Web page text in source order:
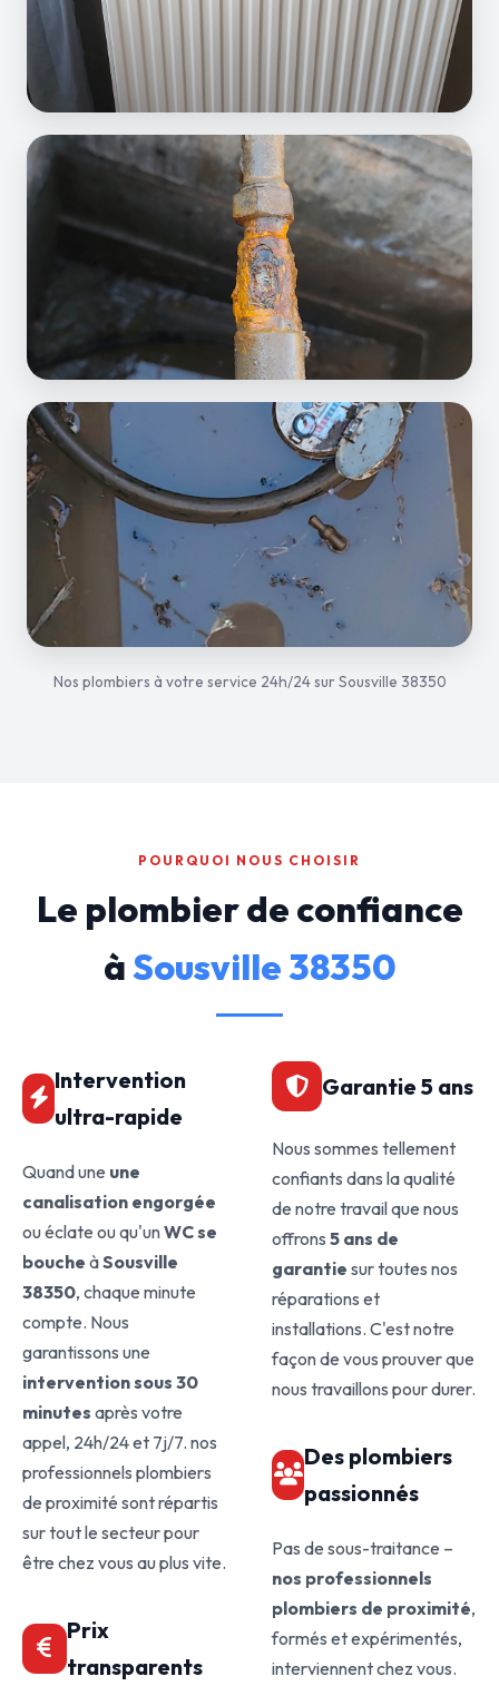
Nos plombiers à votre service 24h/24 sur Sousville 38350
POURQUOI NOUS CHOISIR
Le plombier de confiance
àSousville 38350
Intervention
ultra-rapide
Quand une une
canalisation engorgée
ou éclate ou qu'unWC se
bouche àSousville
38350, chaque minute
compte. Nous
garantissons une
intervention sous 30
minutes après votre
appel, 24h/24 et 7j/7. nos
professionnels plombiers
de proximité sont répartis
sur tout le secteur pour
être chez vous au plus vite.
Prix
transparents
Garantie 5 ans
Nous sommes tellement
confiants dans la qualité
de notre travail que nous
offrons 5 ans de
garantie sur toutes nos
réparations et
installations. C'est notre
façon de vous prouver que
nous travaillons pour durer.
Des plombiers
passionnés
Pas de sous-traitance –
nos professionnels
plombiers de proximité,
formés et expérimentés,
interviennent chez vous.